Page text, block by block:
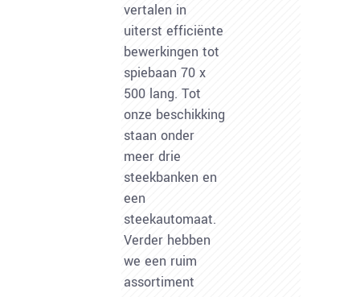
vertalen in
uiterst efficiënte
bewerkingen tot
spiebaan 70 x
500 lang. Tot
onze beschikking
staan onder
meer drie
steekbanken en
een
steekautomaat.
Verder hebben
we een ruim
assortiment